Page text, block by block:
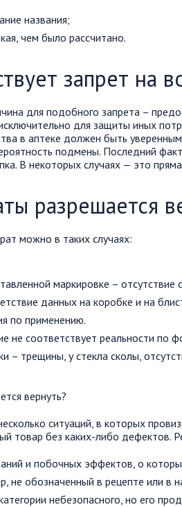
названия;
чем было рассчитано.
запрет на
для подобного запрета –
для защиты иных
в аптеке должен быть
подмены. Последний
В некоторых случаях — это
разрешается
можно в таких случаях:
маркировке – отсутствие
данных на коробке и на
по применению.
не соответствует реальности по
– трещины, у стекла сколы,
ситуаций, в которых
товар без каких-либо дефектов.
и побочных эффектов, о
не обозначенный в рецепте или в
небезопасного, но его